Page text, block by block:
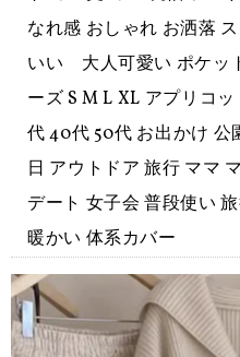
なれ感 おしゃれ お洒落
いい 大人可愛い ポケッ
ーズ S M L XL アプリコ
代 40代 50代 お出かけ 公
日 アウトドア 旅行 ママ
デート 女子会 普段使い
暖かい 体系カバー